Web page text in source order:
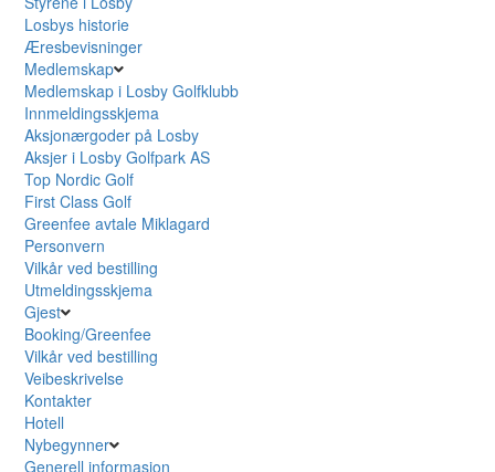
Losbys historie
Æresbevisninger
Medlemskap
Medlemskap i Losby Golfklubb
Innmeldingsskjema
Aksjonærgoder på Losby
Aksjer i Losby Golfpark AS
Top Nordic Golf
First Class Golf
Greenfee avtale Miklagard
Personvern
Vilkår ved bestilling
Utmeldingsskjema
Gjest
Booking/Greenfee
Vilkår ved bestilling
Veibeskrivelse
Kontakter
Hotell
Nybegynner
Generell informasjon